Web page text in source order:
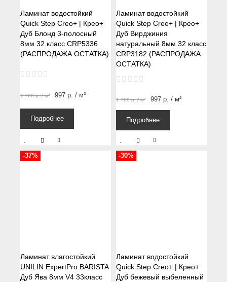
Ламинат водостойкий
Quick Step Creo+ | Крео+
Дуб Блонд 3-полосный
8мм 32 класс CRP5336
(РАСПРОДАЖА ОСТАТКА)
1 700р./ м² 997 р. / м²
Подробнее
Ламинат водостойкий
Quick Step Creo+ | Крео+
Дуб Вирджиния
натуральный 8мм 32 класс
CRP3182 (РАСПРОДАЖА
ОСТАТКА)
1 700р./ м² 997 р. / м²
Подробнее
Ламинат влагостойкий
UNILIN ExpertPro BARISTA
Дуб Ява 8мм V4 33класс
-37%
Ламинат водостойкий
Quick Step Creo+ | Крео+
Дуб бежевый выбеленный
-30%